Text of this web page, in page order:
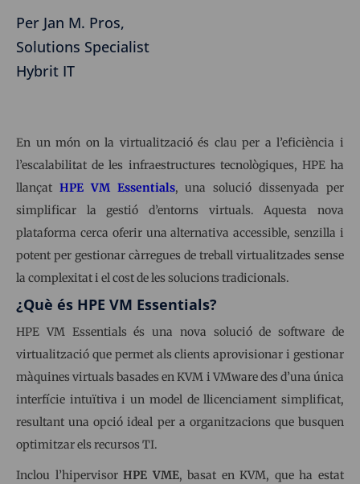
Per Jan M. Pros,
Solutions Specialist
Hybrit IT
En un món on la virtualització és clau per a l’eficiència i
l’escalabilitat de les infraestructures tecnològiques, HPE ha
llançat HPE VM Essentials, una solució dissenyada per
simplificar la gestió d’entorns virtuals. Aquesta nova
plataforma cerca oferir una alternativa accessible, senzilla i
potent per gestionar càrregues de treball virtualitzades sense
la complexitat i el cost de les solucions tradicionals.
¿Què és HPE VM Essentials?
HPE VM Essentials és una nova solució de software de
virtualització que permet als clients aprovisionar i gestionar
màquines virtuals basades en KVM i VMware des d’una única
interfície intuïtiva i un model de llicenciament simplificat,
resultant una opció ideal per a organitzacions que busquen
optimitzar els recursos TI.
Inclou l’hipervisorHPE VME, basat en KVM, que ha estat